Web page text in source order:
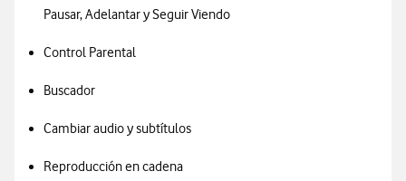
Pausar, Adelantar y Seguir Viendo
Control Parental
Buscador
Cambiar audio y subtítulos
Reproducción en cadena